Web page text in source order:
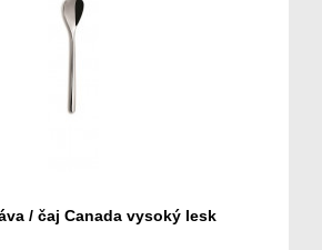
/ čaj Canada vysoký lesk